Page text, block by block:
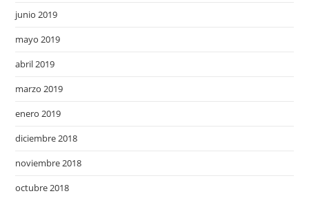
junio 2019
mayo 2019
abril 2019
marzo 2019
enero 2019
diciembre 2018
noviembre 2018
octubre 2018